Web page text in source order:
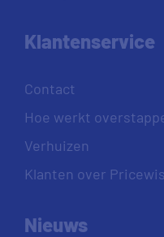
Klantenservice
Contact
Hoe werkt
Verhuizen
Klanten over
Nieuws